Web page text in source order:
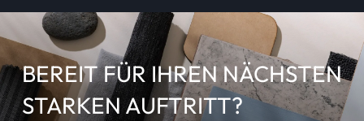
BEREIT FÜR IHREN NÄCHSTEN
STARKEN AUFTRITT?